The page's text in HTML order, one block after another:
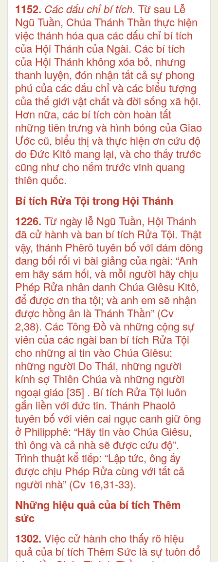
1152. Các dấu chỉ bí tích. Từ sau Lễ
Ngũ Tuần, Chúa Thánh Thần thực hiện
việc thánh hóa qua các dấu chỉ bí tích
của Hội Thánh của Ngài. Các bí tích
của Hội Thánh không xóa bỏ, nhưng
thanh luyện, đón nhận tất cả sự phong
phú của các dấu chỉ và các biểu tượng
của thế giới vật chất và đời sống xã hội.
Hơn nữa, các bí tích còn hoàn tất
những tiên trưng và hình bóng của Giao
Ước cũ, biểu thị và thực hiện ơn cứu độ
do Đức Kitô mang lại, và cho thấy trước
cũng như cho nếm trước vinh quang
thiên quốc.
Bí tích Rửa Tội trong Hội Thánh
1226. Từ ngày lễ Ngũ Tuần, Hội Thánh
đã cử hành và ban bí tích Rửa Tội. Thật
vậy, thánh Phêrô tuyên bố với đám đông
đang bối rối vì bài giảng của ngài: “Anh
em hãy sám hối, và mỗi người hãy chịu
Phép Rửa nhân danh Chúa Giêsu Kitô,
để được ơn tha tội; và anh em sẽ nhận
được hồng ân là Thánh Thần” (Cv
2,38). Các Tông Đồ và những cộng sự
viên của các ngài ban bí tích Rửa Tội
cho những ai tin vào Chúa Giêsu:
những người Do Thái, những người
kính sợ Thiên Chúa và những người
ngoại giáo [35] . Bí tích Rửa Tội luôn
gắn liền với đức tin. Thánh Phaolô
tuyên bố với viên cai ngục canh giữ ông
ở Philipphê: “Hãy tin vào Chúa Giêsu,
thì ông và cả nhà sẽ được cứu độ”.
Trình thuật kể tiếp: “Lập tức, ông ấy
được chịu Phép Rửa cùng với tất cả
người nhà” (Cv 16,31-33).
Những hiệu quả của bí tích Thêm
sức
1302. Việc cử hành cho thấy rõ hiệu
quả của bí tích Thêm Sức là sự tuôn đổ